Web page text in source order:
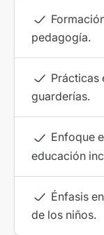
pedagogía.
Prácticas
guarderías.
Enfoque
educación
Énfasis
de los niños.